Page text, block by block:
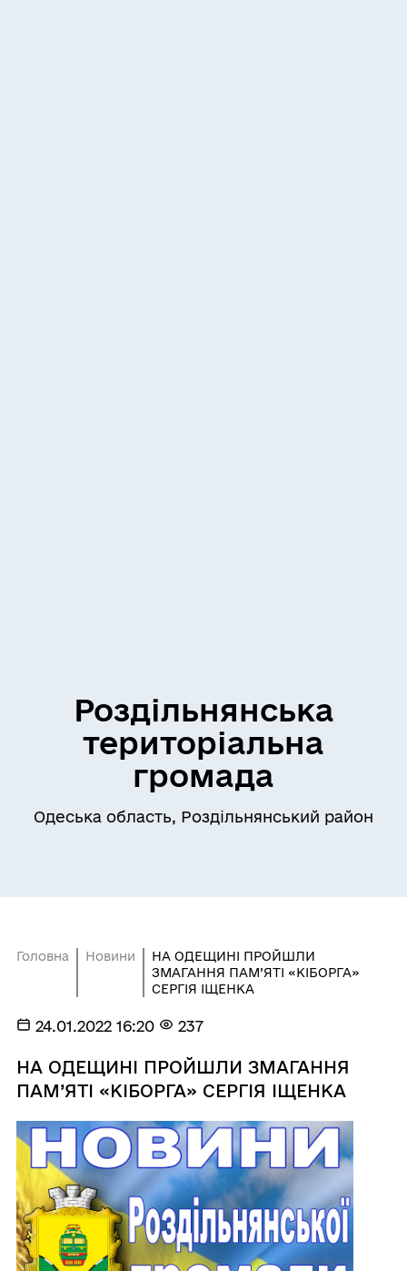
Роздільнянська
територіальна
громада
Одеська область, Роздільнянський район
Головна Новини
НА ОДЕЩИНІ ПРОЙШЛИ
ЗМАГАННЯ ПАМ’ЯТІ «КІБОРГА»
СЕРГІЯ ІЩЕНКА
24.01.2022 16:20 237
НА ОДЕЩИНІ ПРОЙШЛИ ЗМАГАННЯ
ПАМ’ЯТІ «КІБОРГА» СЕРГІЯ ІЩЕНКА